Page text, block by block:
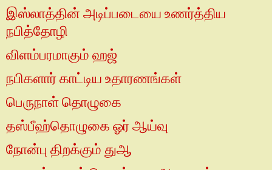
இஸ்லாத்தின் அடிப்படையை உணர்த்திய
நபித்தோழி
விளம்பரமாகும் ஹஜ்
நபிகளார் காட்டிய உதாரணங்கள்
பெருநாள் தொழுகை
தஸ்பீஹ்தொழுகை ஓர் ஆய்வு
நோன்பு திறக்கும் துஆ